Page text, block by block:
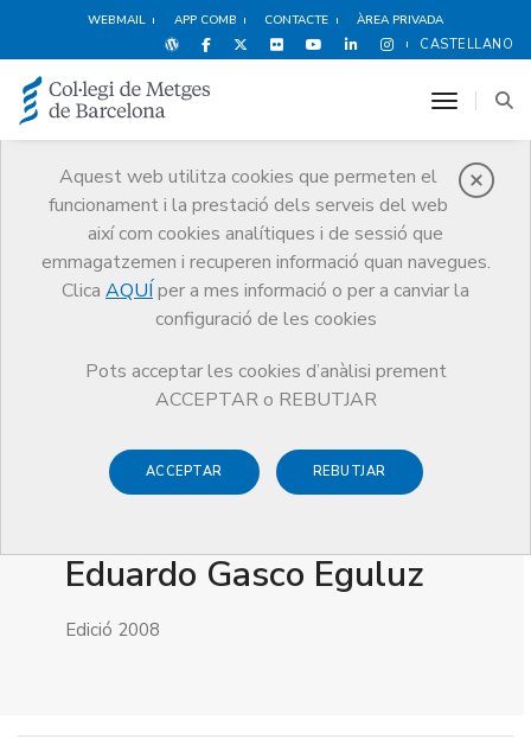
WEBMAIL APP COMB CONTACTE ÀREA PRIVADA
CASTELLANO
Aquest web utilitza cookies que permeten el
funcionament i la prestació dels serveis del web
així com cookies analítiques i de sessió que
emmagatzemen i recuperen informació quan navegues.
Clica AQUÍ per a mes informació o per a canviar la
configuració de les cookies
Pots acceptar les cookies d’anàlisi prement
ACCEPTAR o REBUTJAR
ACCEPTAR REBUTJAR
toggle
Premis
Premis Guardonat Edició 2008
Guardonat Edició 2008
Eduardo Gasco Eguluz
Edició 2008